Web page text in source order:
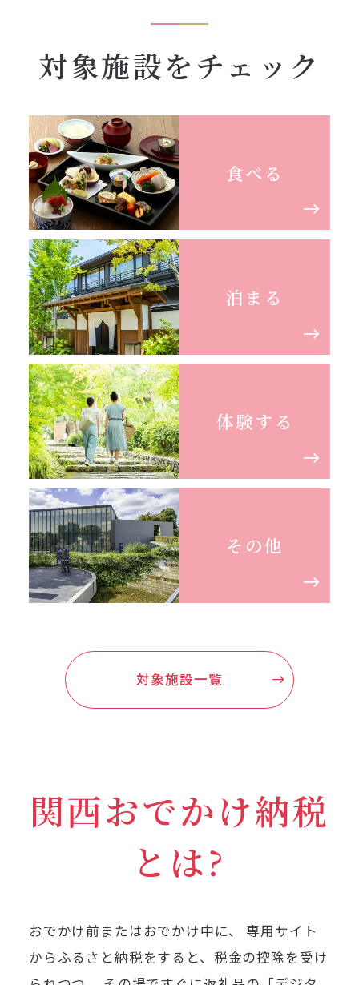
対象施設をチェック
食べる
泊まる
体験する
その他
対象施設一覧
関西おでかけ納税
とは?
おでかけ前またはおでかけ中に、
専用サイト
からふるさと納税をすると、税金の控除を受け